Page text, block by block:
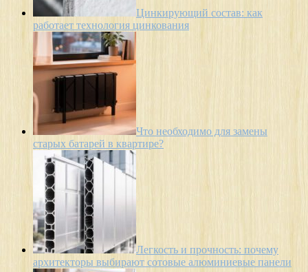
Цинкирующий состав: как
работает технология цинкования
Что необходимо для замены
старых батарей в квартире?
Легкость и прочность: почему
архитекторы выбирают сотовые алюминиевые панели